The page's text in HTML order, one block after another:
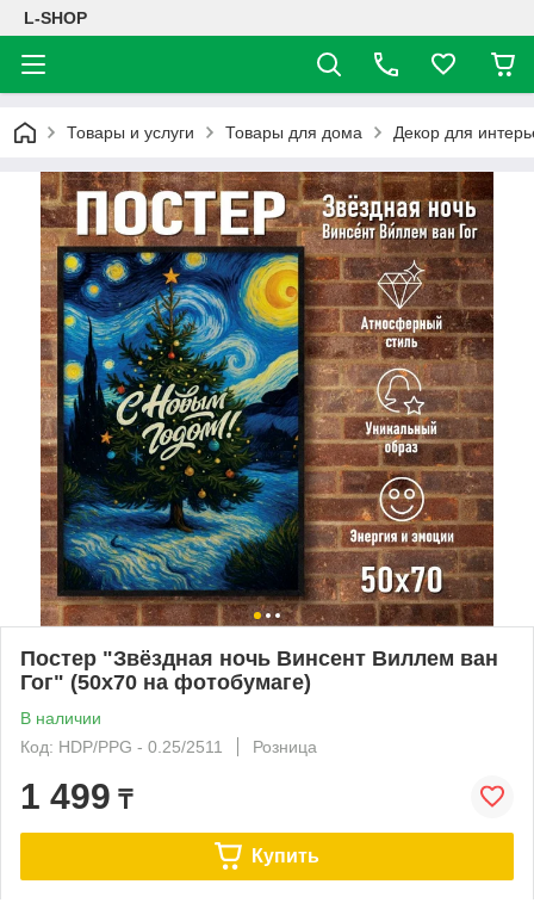
L-SHOP
Товары и услуги Товары для дома Декор для
Постер "Звёздная ночь Винсент Виллем ван
Гог" (50х70 на фотобумаге)
В наличии
Код: HDP/PPG - 0.25/2511
Розница
1 499 ₸
Купить